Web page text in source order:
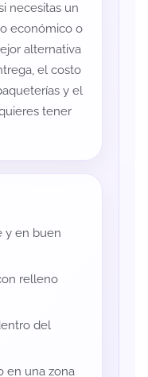
necesitas un
económico o
alternativa
el costo
y el
tener
y en buen
relleno
del
en una zona